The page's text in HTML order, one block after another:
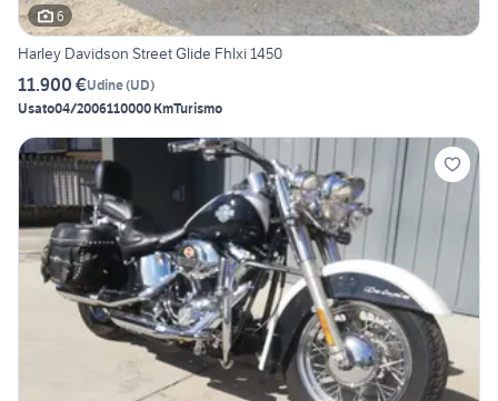
6
Harley Davidson Street Glide Fhlxi 1450
11.900 €Udine(UD)
Usato04/2006110000 KmTurismo